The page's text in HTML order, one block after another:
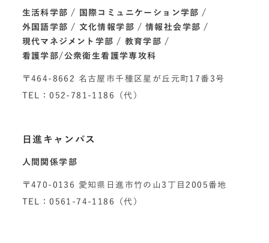
生活科学部
国際コミュニケーション学部
外国語学部
文化情報学部
情報社会学部
現代マネジメント学部
教育学部
看護学部/公衆衛生看護学専攻科
〒464-8662 名古屋市千種区星が丘元町17番3号
TEL：052-781-1186（代）
日進キャンパス
人間関係学部
〒470-0136 愛知県日進市竹の山3丁目2005番地
TEL：0561-74-1186（代）